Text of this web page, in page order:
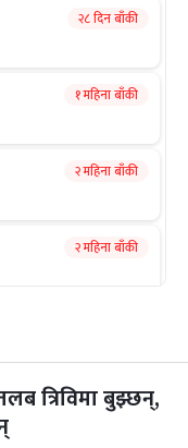
२८ दिन बाँकी
१ महिना बाँकी
२ महिना बाँकी
२ महिना बाँकी
२ महिना बाँकी
त्रिविमा बुझ्छन्,